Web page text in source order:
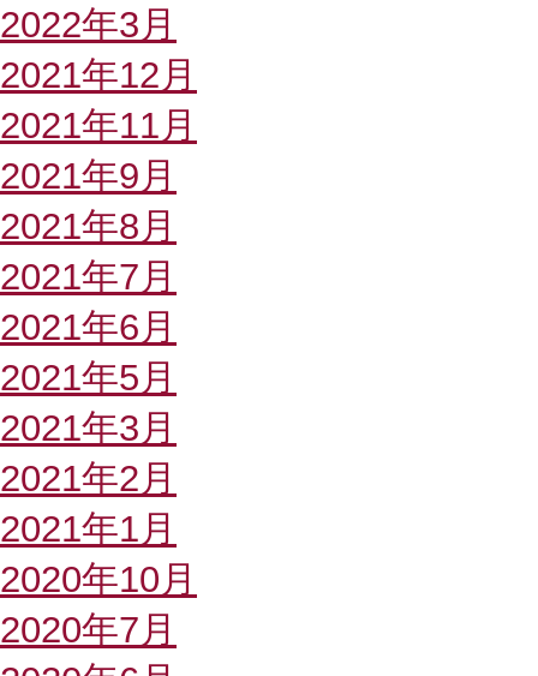
2022年3月
2021年12月
2021年11月
2021年9月
2021年8月
2021年7月
2021年6月
2021年5月
2021年3月
2021年2月
2021年1月
2020年10月
2020年7月